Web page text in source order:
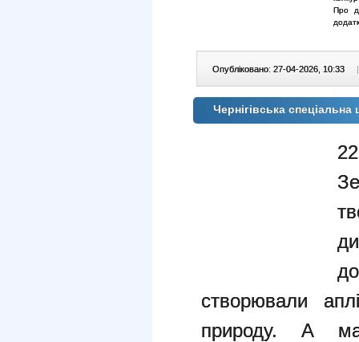
Про
Опубліковано: 27-04-2026, 10:33 |
Чернігівська
створювали
природу. А